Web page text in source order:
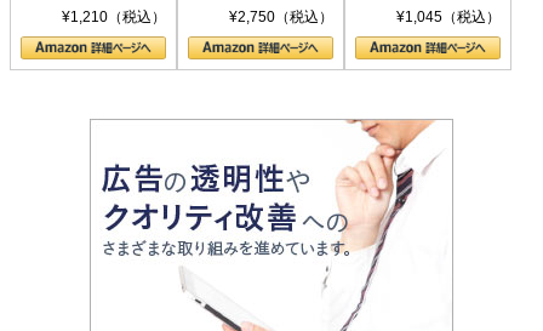
シリーズ)¥1,210（税込）
〈ヤヌス〉の二つ
の顔
¥2,750（税込）
ル新書)¥1,045（税込）